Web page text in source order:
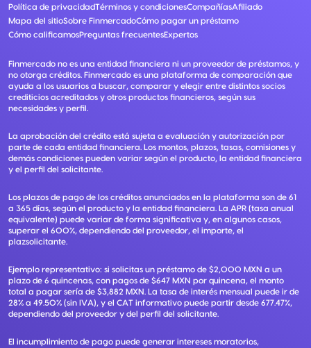
Política de privacidadTérminos y condicionesCompañíasAfiliado
Mapa del sitioSobre FinmercadoCómo pagar un préstamo
Cómo calificamosPreguntas frecuentesExpertos
Finmercado no es una entidad financiera ni un proveedor de préstamos, y
no otorga créditos. Finmercado es una plataforma de comparación que
ayuda a los usuarios a buscar, comparar y elegir entre distintos socios
crediticios acreditados y otros productos financieros, según sus
necesidades y perfil.
La aprobación del crédito está sujeta a evaluación y autorización por
parte de cada entidad financiera. Los montos, plazos, tasas, comisiones y
demás condiciones pueden variar según el producto, la entidad financiera
y el perfil del solicitante.
Los plazos de pago de los créditos anunciados en la plataforma son de 61
a 365 días, según el producto y la entidad financiera. La APR (tasa anual
equivalente) puede variar de forma significativa y, en algunos casos,
superar el 600%, dependiendo del proveedor, el importe, el
plazsolicitante.
Ejemplo representativo: si solicitas un préstamo de $2,000 MXN a un
plazo de 6 quincenas, con pagos de $647 MXN por quincena, el monto
total a pagar sería de $3,882 MXN. La tasa de interés mensual puede ir de
28% a 49.50% (sin IVA), y el CAT informativo puede partir desde 677.47%,
dependiendo del proveedor y del perfil del solicitante.
El incumplimiento de pago puede generar intereses moratorios,